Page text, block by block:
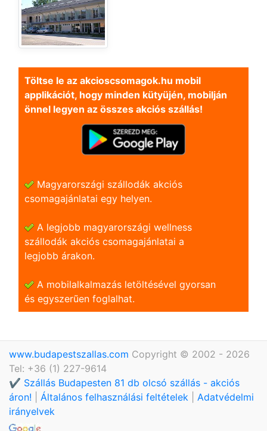
Töltse le az akcioscsomagok.hu mobil
applikációt, hogy minden kütyüjén, mobilján
önnel legyen az összes akciós szállás!
Magyarországi szállodák akciós
csomagajánlatai egy helyen.
A legjobb magyarországi wellness
szállodák akciós csomagajánlatai a
legjobb árakon.
A mobilalkalmazás letöltésével gyorsan
és egyszerũen foglalhat.
www.budapestszallas.com Copyright © 2002 - 2026
Tel: +36 (1) 227-9614
✔️ Szállás Budapesten 81 db olcsó szállás - akciós
áron!
Általános felhasználási feltételek
Adatvédelmi
irányelvek